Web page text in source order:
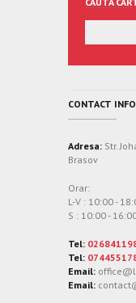
CONTACT INFO
Adresa: Str.
Brasov
Orar:
L-V : 10:00 -
S : 10:00 -
Tel:
Tel:
Email:
Email: